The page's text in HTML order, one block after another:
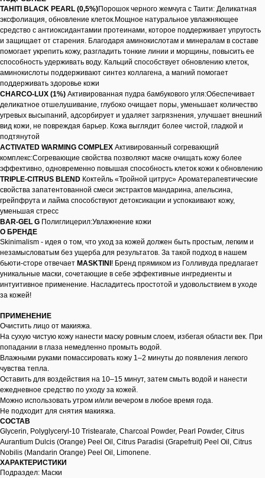
TAHITI BLACK PEARL (0,5%)Порошок черного жемчуга с Таити: Деликатная
эксфолиация, обновление клеток.Мощное натуральное увлажняющее
средство с антиоксидантамии протеинами, которое поддерживает упругость
и защищает от старения. Благодаря аминокислотам и минералам в составе
помогает укрепить кожу, разгладить тонкие линии и морщины, повысить ее
способность удерживать воду. Кальций способствует обновлению клеток,
аминокислоты поддерживают синтез коллагена, а магний помогает
поддерживать здоровье кожи
CHARCO-LUX (1%) Активированная пудра бамбукового угля:Обеспечивает
деликатное отшелушивание, глубоко очищает поры, уменьшает количество
угревых высыпаний, адсорбирует и удаляет загрязнения, улучшает внешний
вид кожи, не повреждая барьер. Кожа выглядит более чистой, гладкой и
подтянутой
ACTIVATED WARMING COMPLEX Активированный согревающий
комплекс:Согревающие свойства позволяют маске очищать кожу более
эффективно, одновременно повышая способность клеток кожи к обновлению
TRIPLE-CITRUS BLEND Коктейль «Тройной цитрус» Ароматерапевтические
свойства запатентованной смеси экстрактов мандарина, апельсина,
грейпфрута и лайма способствуют детоксикации и успокаивают кожу,
уменьшая стресс
BAR-GEL G Полиглицерил:Увлажнение кожи
О БРЕНДЕ
Skinimalism - идея о том, что уход за кожей должен быть простым, легким и
незамысловатым без ущерба для результатов. За такой подход в нашем
бьюти-сторе отвечает MASKTINI ! Бренд прямиком из Голливуда предлагает
уникальные маски, сочетающие в себе эффективные ингредиенты и
интуитивное применение. Насладитесь простотой и удовольствием в уходе
за кожей!
ПРИМЕНЕНИЕ
Очистить лицо от макияжа.
На сухую чистую кожу нанести маску ровным слоем, избегая области век. При
попадании в глаза немедленно промыть водой.
Влажными руками помассировать кожу 1–2 минуты до появления легкого
чувства тепла.
Оставить для воздействия на 10–15 минут, затем смыть водой и нанести
ежедневное средство по уходу за кожей.
Можно использовать утром и/или вечером в любое время года.
Не подходит для снятия макияжа.
СОСТАВ
Glycerin, Polyglyceryl-10 Tristearate, Charcoal Powder, Pearl Powder, Citrus
Aurantium Dulcis (Orange) Peel Oil, Citrus Paradisi (Grapefruit) Peel Oil, Citrus
Nobilis (Mandarin Orange) Peel Oil, Limonene.
ХАРАКТЕРИСТИКИ
Подраздел: Маски